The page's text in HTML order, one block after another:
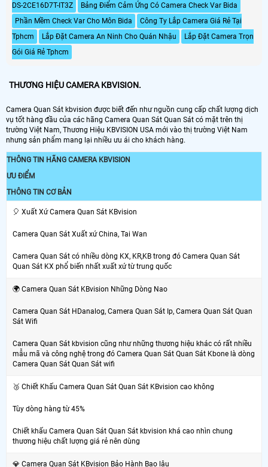
DS-2CE16D7T-IT3Z
Bảng Điểm Cảm Ứng Có Camera Check Var Bida
Phần Mềm Check Var Cho Môn Bida
Công Ty Lắp Camera Giá Rẻ Tại
Tphcm
Lắp Đặt Camera An Ninh Cho Quán Nhậu
Lắp Đặt Camera Trọn
Gói Giá Rẻ Tphcm
THƯƠNG HIỆU CAMERA KBVISION.
Camera Quan Sát kbvision được biết đến như nguồn cung cấp chất lượng dịch
vụ tốt hàng đầu của các hãng Camera Quan Sát Quan Sát có mặt trên thị
trường Việt Nam, Thương Hiệu KBVISION USA mới vào thị trường Việt Nam
nhưng sản phẩm mang lại nhiều ưu ái cho khách hàng.
THÔNG TIN HÃNG CAMERA KBVISION
ƯU ĐIỂM
THÔNG TIN CƠ BẢN
️🎈 Xuất Xứ Camera Quan Sát KBvision
Camera Quan Sát Xuất xứ China, Tai Wan
Camera Quan Sát có nhiều dòng KX, KR,KB trong đó Camera Quan Sát
Quan Sát KX phổ biến nhất xuất xứ từ trung quốc
🌍 Camera Quan Sát KBvision Những Dòng Nao
Camera Quan Sát HDanalog, Camera Quan Sát Ip, Camera Quan Sát Quan
Sát Wifi
Camera Quan Sát kbvision cũng như những thương hiệu khác có rất nhiều
mẫu mã và công nghệ trong đó Camera Quan Sát Quan Sát Kbone là dòng
Camera Quan Sát Quan Sát wifi
🥉 Chiết Khấu Camera Quan Sát Quan Sát KBvision cao không
Tùy dòng hàng từ 45%
Chiết khấu Camera Quan Sát Quan Sát kbvision khá cao nhìn chung
thương hiệu chất lượng giá rẻ nên dùng
💎 Camera Quan Sát KBvision Bảo Hành Bao lâu